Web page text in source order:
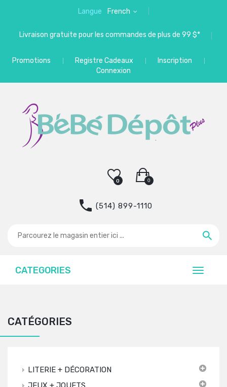
Langue French
Livraison gratuite pour les commandes de plus de 99 $*
Promotions Registre Cadeaux
Inscription
Connexion
0
0
(514) 899-1110
CATEGORIES
CATÉGORIES
LITERIE + DÉCORATION